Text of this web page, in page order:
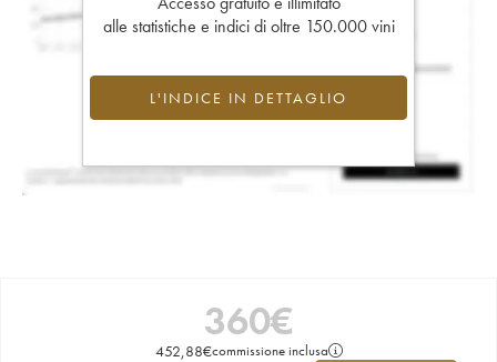
alle statistiche e indici di oltre 150.000 vini
L'INDICE IN DETTAGLIO
360€
452,88€commissione inclusa